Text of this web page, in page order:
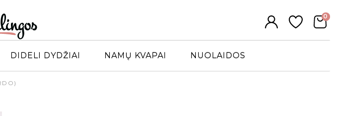
0
DIDELI DYDŽIAI NAMŲ KVAPAI NUOLAIDOS